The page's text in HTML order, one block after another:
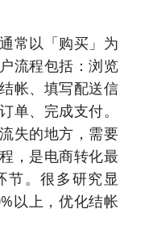
常以「购买」为
流程包括：浏览
帐、填写配送信
单、完成支付。
失的地方，需要
，是电商转化最
节。很多研究显
以上，优化结帐